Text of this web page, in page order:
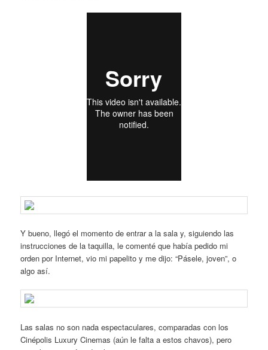
Y bueno, llegó el momento de entrar a la sala y, siguiendo las
instrucciones de la taquilla, le comenté que había pedido mi
orden por Internet, vio mi papelito y me dijo: “Pásele, joven”, o
algo así.
Las salas no son nada espectaculares, comparadas con los
Cinépolis Luxury Cinemas (aún le falta a estos chavos), pero